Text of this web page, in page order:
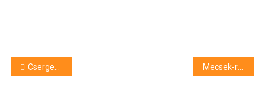
Bejegyzés
Csergetéssel indult a népművészeti utcafesztivál Debrecenben – fotó, videó